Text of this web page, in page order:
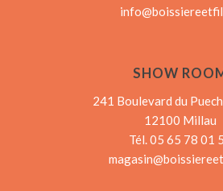
SHOW
241 Boulevard du Puech
12100 Millau
Tél. 05 65 78 01